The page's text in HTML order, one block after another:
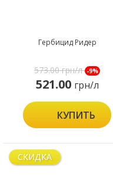
Гербицид Ридер
573.00грн/л -9%
521.00 грн/л
КУПИТЬ
СКИДКА